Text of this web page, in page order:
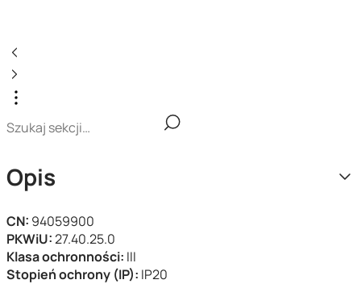
Opis
CN: 94059900
PKWiU:27.40.25.0
Klasa ochronności: III
Stopień ochrony (IP): IP20